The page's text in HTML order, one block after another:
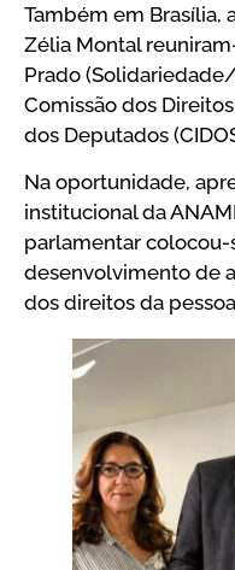
Também em Brasília,
Zélia Montal
Prado
Comissão dos
dos Deputados
Na oportunidade,
institucional da
parlamentar colocou-
desenvolvimento de
dos direitos da